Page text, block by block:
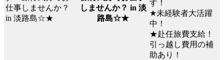
しませんか？ in 淡
路島☆★
す！
★未経験者大活躍
中！
★赴任旅費支給！
引っ越し費用の補
助あり！